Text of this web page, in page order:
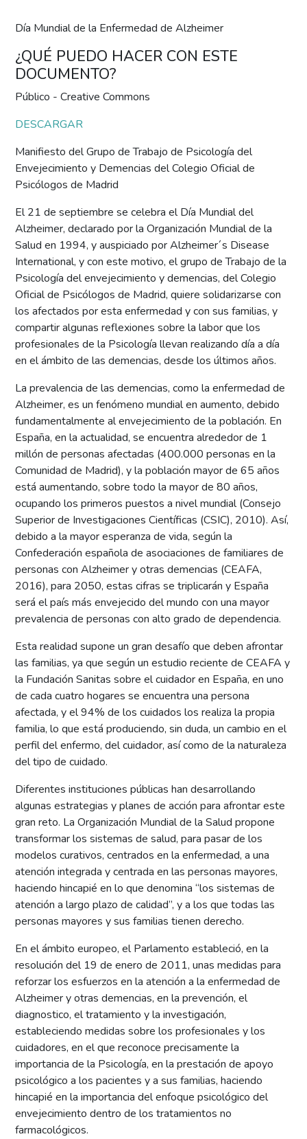
Día Mundial de la Enfermedad de Alzheimer
¿QUÉ PUEDO HACER CON ESTE
DOCUMENTO?
Público - Creative Commons
DESCARGAR
Manifiesto del Grupo de Trabajo de Psicología del
Envejecimiento y Demencias del Colegio Oficial de
Psicólogos de Madrid
El 21 de septiembre se celebra el Día Mundial del
Alzheimer, declarado por la Organización Mundial de la
Salud en 1994, y auspiciado por Alzheimer´s Disease
International, y con este motivo, el grupo de Trabajo de la
Psicología del envejecimiento y demencias, del Colegio
Oficial de Psicólogos de Madrid, quiere solidarizarse con
los afectados por esta enfermedad y con sus familias, y
compartir algunas reflexiones sobre la labor que los
profesionales de la Psicología llevan realizando día a día
en el ámbito de las demencias, desde los últimos años.
La prevalencia de las demencias, como la enfermedad de
Alzheimer, es un fenómeno mundial en aumento, debido
fundamentalmente al envejecimiento de la población. En
España, en la actualidad, se encuentra alrededor de 1
millón de personas afectadas (400.000 personas en la
Comunidad de Madrid), y la población mayor de 65 años
está aumentando, sobre todo la mayor de 80 años,
ocupando los primeros puestos a nivel mundial (Consejo
Superior de Investigaciones Científicas (CSIC), 2010). Así,
debido a la mayor esperanza de vida, según la
Confederación española de asociaciones de familiares de
personas con Alzheimer y otras demencias (CEAFA,
2016), para 2050, estas cifras se triplicarán y España
será el país más envejecido del mundo con una mayor
prevalencia de personas con alto grado de dependencia.
Esta realidad supone un gran desafío que deben afrontar
las familias, ya que según un estudio reciente de CEAFA y
la Fundación Sanitas sobre el cuidador en España, en uno
de cada cuatro hogares se encuentra una persona
afectada, y el 94% de los cuidados los realiza la propia
familia, lo que está produciendo, sin duda, un cambio en el
perfil del enfermo, del cuidador, así como de la naturaleza
del tipo de cuidado.
Diferentes instituciones públicas han desarrollando
algunas estrategias y planes de acción para afrontar este
gran reto. La Organización Mundial de la Salud propone
transformar los sistemas de salud, para pasar de los
modelos curativos, centrados en la enfermedad, a una
atención integrada y centrada en las personas mayores,
haciendo hincapié en lo que denomina “los sistemas de
atención a largo plazo de calidad”, y a los que todas las
personas mayores y sus familias tienen derecho.
En el ámbito europeo, el Parlamento estableció, en la
resolución del 19 de enero de 2011, unas medidas para
reforzar los esfuerzos en la atención a la enfermedad de
Alzheimer y otras demencias, en la prevención, el
diagnostico, el tratamiento y la investigación,
estableciendo medidas sobre los profesionales y los
cuidadores, en el que reconoce precisamente la
importancia de la Psicología, en la prestación de apoyo
psicológico a los pacientes y a sus familias, haciendo
hincapié en la importancia del enfoque psicológico del
envejecimiento dentro de los tratamientos no
farmacológicos.